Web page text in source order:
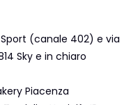
(canale 402) e via
Sky e in chiaro
Piacenza